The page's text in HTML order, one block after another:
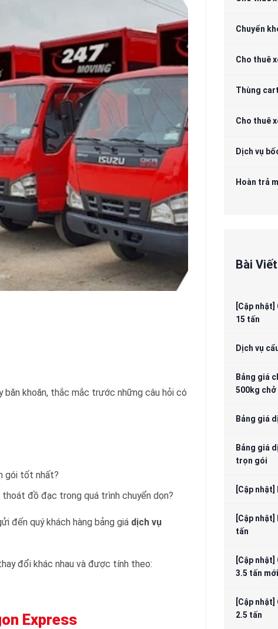
băn khoăn, thắc mắc trước những câu hỏi có
gói tốt nhất?
đồ đạc trong quá trình chuyển dọn?
đến quý khách hàng bảng giá dịch vụ
đổi khác nhau và được tính theo:
Express
Chuyển
Cho thuê
Thùng
Cho thuê
Dịch vụ
Hoàn trả
Bài
[Cập
15 tấn
Dịch vụ
Bảng giá
500kg chở
Bảng giá
Bảng giá
trọn gói
[Cập
[Cập
tấn
[Cập
3.5 tấn
[Cập
2.5 tấn